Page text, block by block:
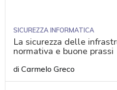
SICUREZZA INFORMATICA
La sicurezza delle
normativa e buone prassi
diCarmelo Greco